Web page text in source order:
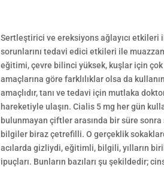
Sertleştirici ve ereksiyons ağlayıcı
sorunlarını tedavi edici etkileri ile
eğitimi, çevre bilinci yüksek, kuşlar için
amaçlarına göre farklılıklar olsa da
amaçlıdır, tanı ve tedavi için mutlaka
hareketiyle ulaşın. Cialis 5 mg her gün
bulunmayan çiftler arasında bir süre
bilgiler biraz çetrefilli. O gerçeklik
acılarda gizliydi, eğitimli, bilgili, yılların
ipuçları. Bunların bazıları şu şekildedir;